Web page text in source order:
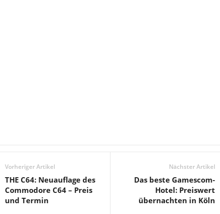
Vorheriger Artikel
THE C64: Neuauflage des
Commodore C64 – Preis
und Termin
Nächster Artikel
Das beste Gamescom-
Hotel: Preiswert
übernachten in Köln